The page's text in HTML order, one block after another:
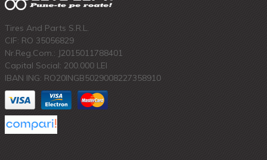
Tires And Parts S.R.L.
CIF: RO 35056829
Nr.Reg.Com.: J2015011788401
Capital Social: 200.000 LEI
IBAN ING: RO20INGB5029008227358910